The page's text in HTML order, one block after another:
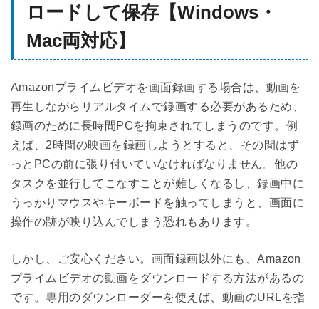
ロードして保存【Windows・
Mac両対応】
Amazonプライムビデオを画面録画する場合は、動画を
再生しながらリアルタイムで録画する必要があるため、
録画のために長時間PCを拘束されてしまうのです。例
えば、2時間の映画を録画しようとすると、その間はず
っとPCの前に張り付いていなければなりません。他の
タスクを並行してこなすことが難しくなるし、録画中に
うっかりマウスやキーボードを触ってしまうと、画面に
操作の跡が映り込んでしまう恐れもあります。
しかし、ご安心ください。画面録画以外にも、Amazon
プライムビデオの動画をダウンロードする方法があるの
です。専用のダウンローダーを使えば、動画のURLを指